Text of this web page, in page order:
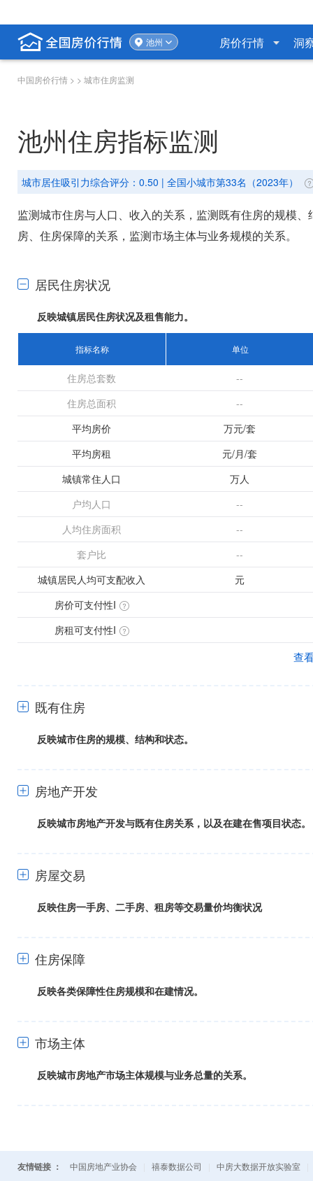
池州 房价行情 洞
中国房价行情 > > 城市住房监测
池州住房指标监测
城市居住吸引力综合评分：0.50 | 全国小城市第33名（2023年）
监测城市住房与人口、收入的关系，监测既有住房的规模
房、住房保障的关系，监测市场主体与业务规模的关系。
居民住房状况
反映城镇居民住房状况及租售能力。
指标名称 单位
住房总套数
--
住房总面积
--
平均房价
万元/套
平均房租
元/月/套
城镇常住人口
万人
户均人口
--
人均住房面积
--
套户比
--
城镇居民人均可支配收入
元
房价可支付性I
房租可支付性I
查
既有住房
反映城市住房的规模、结构和状态。
房地产开发
反映城市房地产开发与既有住房关系，以及在建在售项目状态。
房屋交易
反映住房一手房、二手房、租房等交易量价均衡状况
住房保障
反映各类保障性住房规模和在建情况。
市场主体
反映城市房地产市场主体规模与业务总量的关系。
友情链接 ： 中国房地产业协会 禧泰数据公司 中房大数据开放实验室